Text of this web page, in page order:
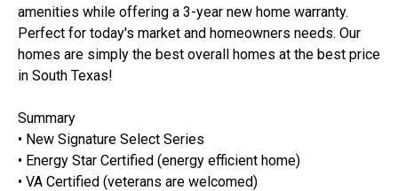
Estilo de la vivienda
Estado de la construcción
amenities while offering a 3-year new home warranty.
Perfect for today's market and homeowners needs. Our
homes are simply the best overall homes at the best price
in South Texas!
Summary
• New Signature Select Series
• Energy Star Certified (energy efficient home)
• VA Certified (veterans are welcomed)